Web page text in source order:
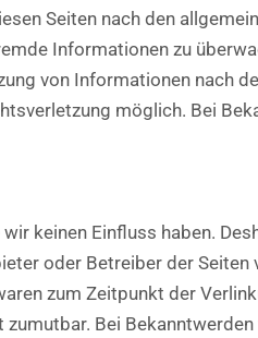
Seiten nach den
Informationen zu
von Informationen nach
möglich. Bei
keinen Einfluss haben.
oder Betreiber der
zum Zeitpunkt der
Bei